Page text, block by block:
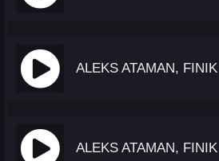
ALEKS ATAMAN,